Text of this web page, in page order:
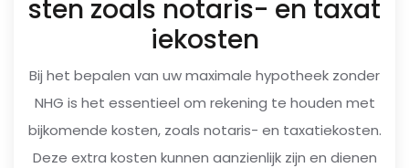
sten zoals notaris- en taxat
iekosten
Bij het bepalen van uw maximale hypotheek zonder
NHG is het essentieel om rekening te houden met
bijkomende kosten, zoals notaris- en taxatiekosten.
Deze extra kosten kunnen aanzienlijk zijn en dienen